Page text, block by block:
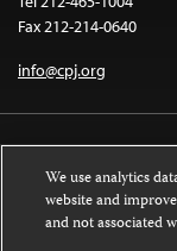
Fax 212-214-0640
info@cpj.org
Except where noted,
We use analytics
website and
and not associated